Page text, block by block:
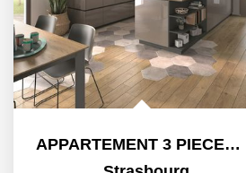
APPARTEMENT 3 PIECES NEUF À STRASBOURG ART MODERNE - GARE